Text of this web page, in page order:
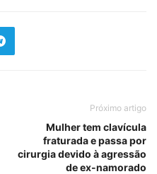
Próximo artigo
Mulher tem clavícula
fraturada e passa por
cirurgia devido à agressão
de ex-namorado